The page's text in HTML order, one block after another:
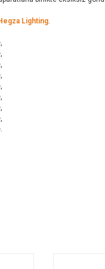
Lighting.